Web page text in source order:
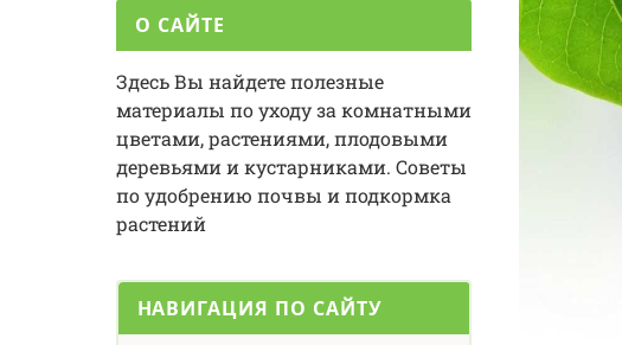
О САЙТЕ
Здесь Вы найдете полезные
материалы по уходу за комнатными
цветами, растениями, плодовыми
деревьями и кустарниками. Советы
по удобрению почвы и подкормка
растений
НАВИГАЦИЯ ПО САЙТУ